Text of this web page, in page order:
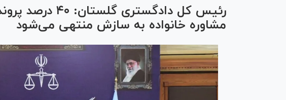
رئیس کل دادگستری
مشاوره خانواده به سازش منتهی می‌شود